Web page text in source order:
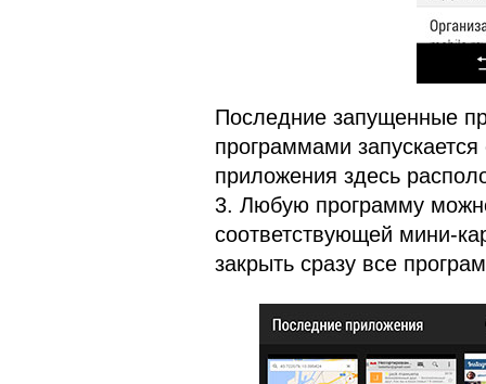
Последние запущенные
программами
приложения здесь
3. Любую программу
соответствующей мини-
закрыть сразу все